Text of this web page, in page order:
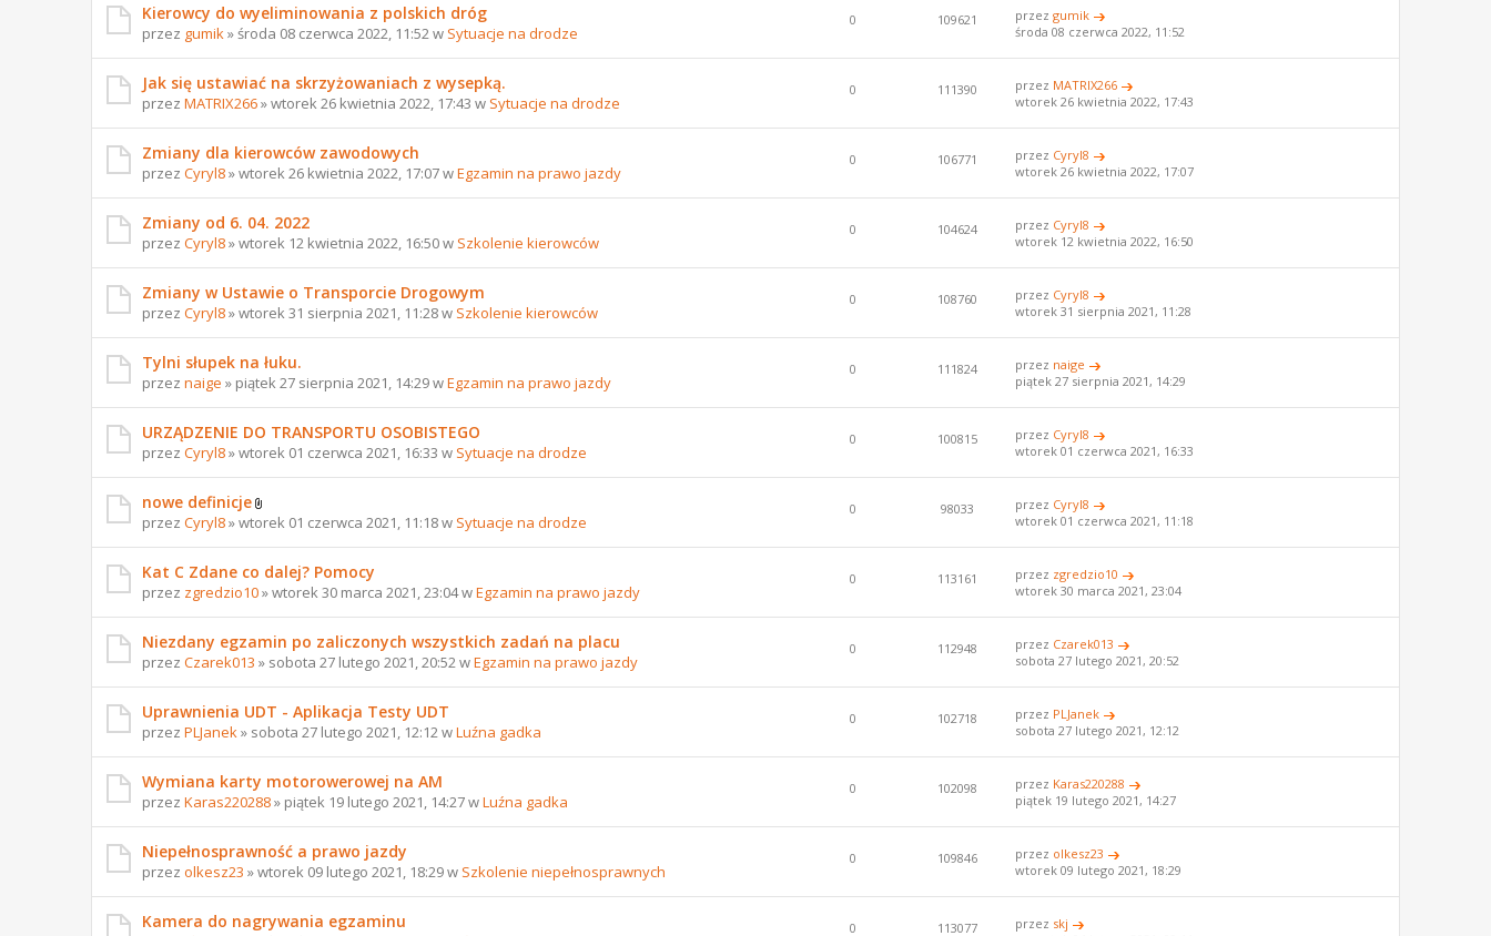
Kierowcy do wyeliminowania z polskich dróg
przez gumik » środa 08 czerwca 2022, 11:52 w Sytuacje na drodze
0 109621 przezgumik
środa 08 czerwca 2022, 11:52
Jak się ustawiać na skrzyżowaniach z wysepką.
przez MATRIX266» wtorek 26 kwietnia 2022, 17:43 w Sytuacje na drodze
0 111390 przez MATRIX266
wtorek 26 kwietnia 2022, 17:43
Zmiany dla kierowców zawodowych
przez Cyryl8» wtorek 26 kwietnia 2022, 17:07 wEgzamin na prawo jazdy
0 106771 przez Cyryl8
wtorek 26 kwietnia 2022, 17:07
Zmiany od 6. 04. 2022
przez Cyryl8» wtorek 12 kwietnia 2022, 16:50 w Szkolenie kierowców
0 104624 przez Cyryl8
wtorek 12 kwietnia 2022, 16:50
Zmiany w Ustawie o Transporcie Drogowym
przez Cyryl8» wtorek 31 sierpnia 2021, 11:28 w Szkolenie kierowców
0 108760 przez Cyryl8
wtorek 31 sierpnia 2021, 11:28
Tylni słupek na łuku.
przez naige » piątek 27 sierpnia 2021, 14:29 wEgzamin na prawo jazdy
0 111824 przez naige
piątek 27 sierpnia 2021, 14:29
URZĄDZENIE DO TRANSPORTU OSOBISTEGO
przez Cyryl8» wtorek 01 czerwca 2021, 16:33 w Sytuacje na drodze
0 100815 przez Cyryl8
wtorek 01 czerwca 2021, 16:33
nowe definicje
przez Cyryl8» wtorek 01 czerwca 2021, 11:18 w Sytuacje na drodze
0 98033 przez Cyryl8
wtorek 01 czerwca 2021, 11:18
Kat C Zdane co dalej? Pomocy
przez zgredzio10» wtorek 30 marca 2021, 23:04 wEgzamin na prawo jazdy
0 113161 przez zgredzio10
wtorek 30 marca 2021, 23:04
Niezdany egzamin po zaliczonych wszystkich zadań na placu
przez Czarek013 » sobota 27 lutego 2021, 20:52 wEgzamin na prawo jazdy
0 112948 przez Czarek013
sobota 27 lutego 2021, 20:52
Uprawnienia UDT - Aplikacja Testy UDT
przez PLJanek » sobota 27 lutego 2021, 12:12 wLuźna gadka
0 102718 przez PLJanek
sobota 27 lutego 2021, 12:12
Wymiana karty motorowerowej na AM
przez Karas220288» piątek 19 lutego 2021, 14:27 wLuźna gadka
0 102098 przez Karas220288
piątek 19 lutego 2021, 14:27
Niepełnosprawność a prawo jazdy
przez olkesz23 » wtorek 09 lutego 2021, 18:29 w Szkolenie niepełnosprawnych
0 109846 przez olkesz23
wtorek 09 lutego 2021, 18:29
Kamera do nagrywania egzaminu 0 113077 przez skj